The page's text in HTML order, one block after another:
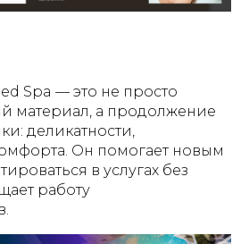
Spa — это не просто
материал, а продолжение
деликатности,
Он помогает новым
в услугах без
работу